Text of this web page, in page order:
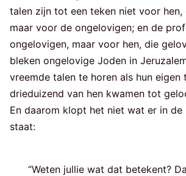
talen zijn tot een teken niet voor hen,
maar voor de ongelovigen; en de
ongelovigen, maar voor hen, die
bleken ongelovige Joden in
vreemde talen te horen als hun eigen
drieduizend van hen kwamen tot
En daarom klopt het niet wat er in de
staat:
“Weten jullie wat dat betekent?